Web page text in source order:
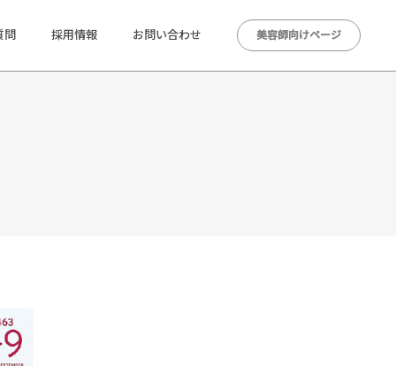
問 採用情報 お問い合わせ 美容師向けページ